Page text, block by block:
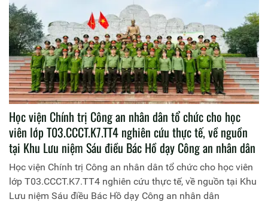
Học viện Chính trị Công an nhân dân tổ chức cho học
viên lớp T03.CCCT.K7.TT4 nghiên cứu thực tế, về nguồn
tại Khu Lưu niệm Sáu điều Bác Hồ dạy Công an nhân dân
Học viện Chính trị Công an nhân dân tổ chức cho học viên
lớp T03.CCCT.K7.TT4 nghiên cứu thực tế, về nguồn tại Khu
Lưu niệm Sáu điều Bác Hồ dạy Công an nhân dân